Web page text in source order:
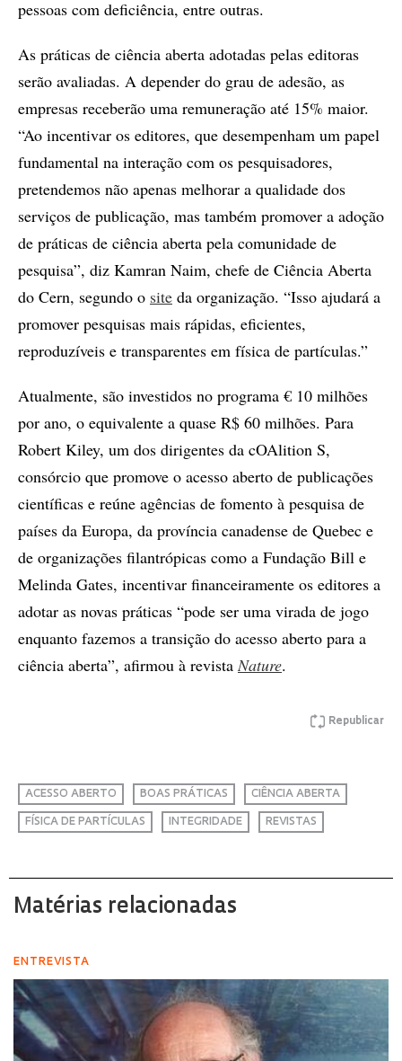
pessoas com deficiência, entre outras.
As práticas de ciência aberta adotadas pelas editoras
serão avaliadas. A depender do grau de adesão, as
empresas receberão uma remuneração até 15% maior.
“Ao incentivar os editores, que desempenham um papel
fundamental na interação com os pesquisadores,
pretendemos não apenas melhorar a qualidade dos
serviços de publicação, mas também promover a adoção
de práticas de ciência aberta pela comunidade de
pesquisa”, diz Kamran Naim, chefe de Ciência Aberta
do Cern, segundo o site da organização. “Isso ajudará a
promover pesquisas mais rápidas, eficientes,
reproduzíveis e transparentes em física de partículas.”
Atualmente, são investidos no programa € 10 milhões
por ano, o equivalente a quase R$ 60 milhões. Para
Robert Kiley, um dos dirigentes da cOAlition S,
consórcio que promove o acesso aberto de publicações
científicas e reúne agências de fomento à pesquisa de
países da Europa, da província canadense de Quebec e
de organizações filantrópicas como a Fundação Bill e
Melinda Gates, incentivar financeiramente os editores a
adotar as novas práticas “pode ser uma virada de jogo
enquanto fazemos a transição do acesso aberto para a
ciência aberta”, afirmou à revistaNature.
Republicar
ACESSO ABERTO BOAS PRÁTICAS CIÊNCIA ABERTA
FÍSICA DE PARTÍCULAS INTEGRIDADE REVISTAS